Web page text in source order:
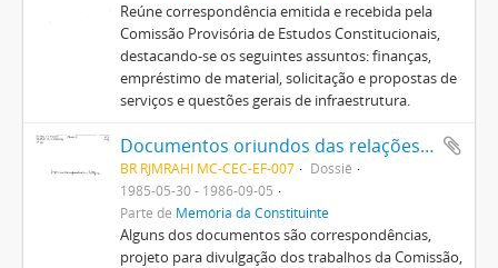
Reúne correspondência emitida e recebida pela
Comissão Provisória de Estudos Constitucionais,
destacando-se os seguintes assuntos: finanças,
empréstimo de material, solicitação e propostas de
serviços e questões gerais de infraestrutura.
Documentos oriundos das relações entre a Comissão Provisória de Estudos Constitucionais e a imprensa
BR RJMRAHI MC-CEC-EF-007
Dossiê
1985-05-30 - 1986-09-05
Parte de Memória da Constituinte
Alguns dos documentos são correspondências,
projeto para divulgação dos trabalhos da Comissão,